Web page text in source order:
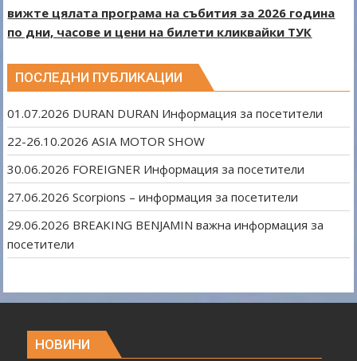
вижте цялата програма на събития за 2026 година
по дни, часове и цени на билети кликвайки ТУК
ПОСЛЕДНИ ПУБЛИКАЦИИ
01.07.2026 DURAN DURAN Информация за посетители
22-26.10.2026 ASIA MOTOR SHOW
30.06.2026 FOREIGNER Информация за посетители
27.06.2026 Scorpions – информация за посетители
29.06.2026 BREAKING BENJAMIN важна информация за
посетители
НОВИНИ